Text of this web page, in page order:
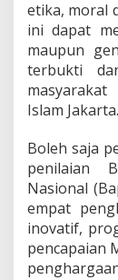
etika, moral
ini dapat
maupun
terbukti
Islam Jakarta.
Boleh saja
penilaian
Nasional
empat
inovatif,
pencapaian